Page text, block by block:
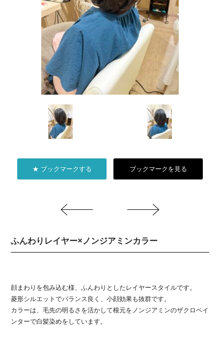
★ ブックマークする ブックマークを見る
ふんわりレイヤー×ノンジアミンカラー
顔まわりを包み込む様、ふんわりとしたレイヤースタイルです。
菱形シルエットでバランス良く、小顔効果も抜群です。
カラーは、毛先の明るさを活かして根元をノンジアミンのザクロペイ
ンターで白髪染めをしています。